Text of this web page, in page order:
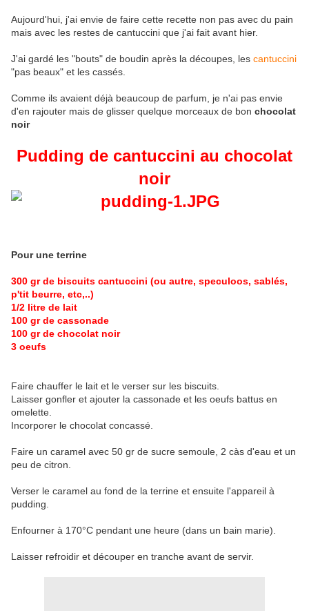
Aujourd'hui, j'ai envie de faire cette recette non pas avec du pain
mais avec les restes de cantuccini que j'ai fait avant hier.
J'ai gardé les "bouts" de boudin après la découpes, les cantuccini
"pas beaux" et les cassés.
Comme ils avaient déjà beaucoup de parfum, je n'ai pas envie
d'en rajouter mais de glisser quelque morceaux de bon chocolat
noir
Pudding de cantuccini au chocolat
noir
Pour une terrine
300 gr de biscuits cantuccini (ou autre, speculoos, sablés,
p'tit beurre, etc,..)
1/2 litre de lait
100 gr de cassonade
100 gr de chocolat noir
3 oeufs
Faire chauffer le lait et le verser sur les biscuits.
Laisser gonfler et ajouter la cassonade et les oeufs battus en
omelette.
Incorporer le chocolat concassé.
Faire un caramel avec 50 gr de sucre semoule, 2 càs d'eau et un
peu de citron.
Verser le caramel au fond de la terrine et ensuite l'appareil à
pudding.
Enfourner à 170°C pendant une heure (dans un bain marie).
Laisser refroidir et découper en tranche avant de servir.